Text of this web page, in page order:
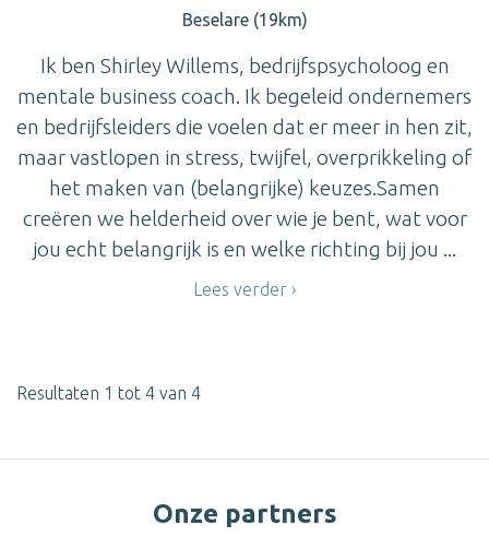
Beselare (19km)
Ik ben Shirley Willems, bedrijfspsycholoog en
mentale business coach. Ik begeleid ondernemers
en bedrijfsleiders die voelen dat er meer in hen zit,
maar vastlopen in stress, twijfel, overprikkeling of
het maken van (belangrijke) keuzes.Samen
creëren we helderheid over wie je bent, wat voor
jou echt belangrijk is en welke richting bij jou ...
Lees verder
Resultaten 1 tot 4 van 4
Onze partners